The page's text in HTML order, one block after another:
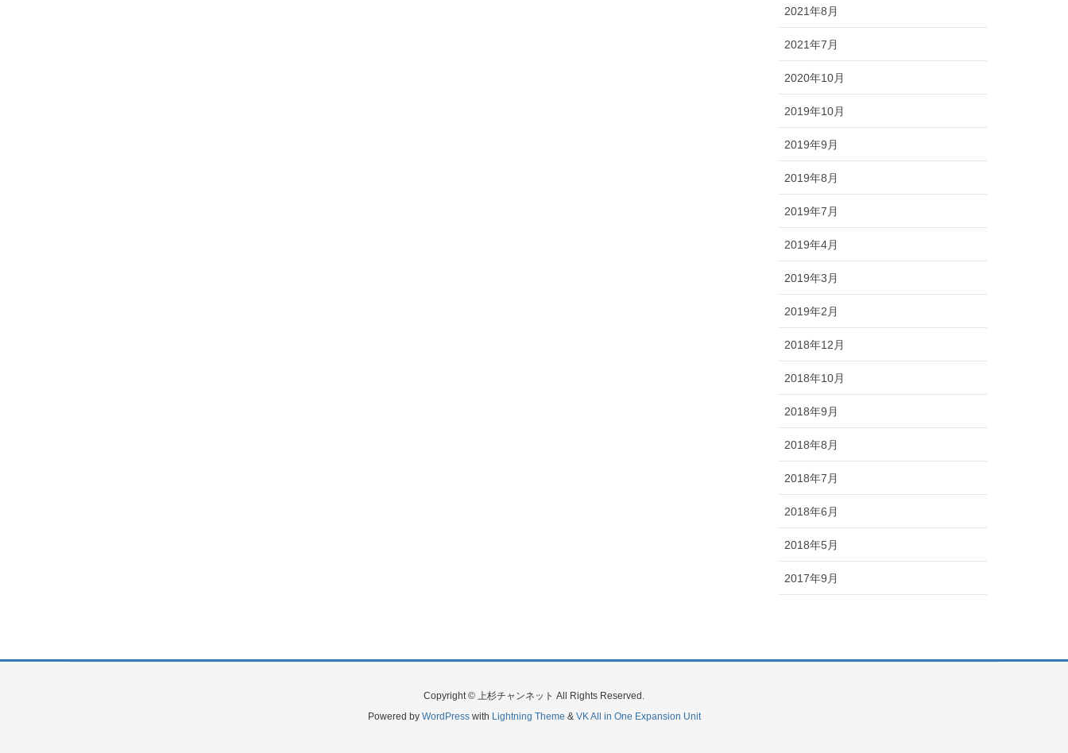
2021年8月
2021年7月
2020年10月
2019年10月
2019年9月
2019年8月
2019年7月
2019年4月
2019年3月
2019年2月
2018年12月
2018年10月
2018年9月
2018年8月
2018年7月
2018年6月
2018年5月
2017年9月
Copyright © 上杉チャンネット All Rights Reserved.
Powered by WordPresswith Lightning Theme & VK All in One Expansion Unit